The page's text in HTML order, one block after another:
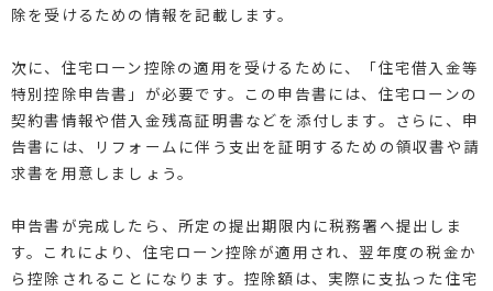
除を受けるための情報を記載します。
次に、住宅ローン控除の適用を受けるために、「住宅借入金等
特別控除申告書」が必要です。この申告書には、住宅ローンの
契約書情報や借入金残高証明書などを添付します。さらに、申
告書には、リフォームに伴う支出を証明するための領収書や請
求書を用意しましょう。
申告書が完成したら、所定の提出期限内に税務署へ提出しま
す。これにより、住宅ローン控除が適用され、翌年度の税金か
ら控除されることになります。控除額は、実際に支払った住宅